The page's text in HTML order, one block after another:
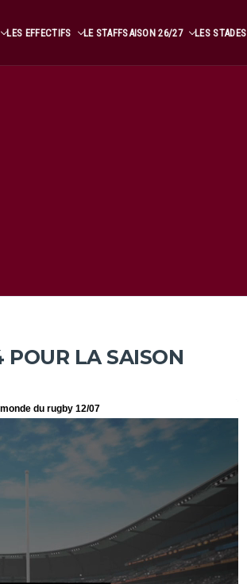
LES EFFECTIFS LE STAFFSAISON 26/27 LES STADES
POUR LA SAISON